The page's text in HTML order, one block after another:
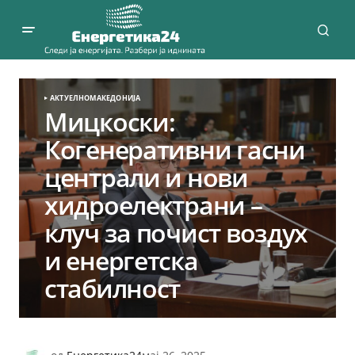
АКТУЕЛНОМАКЕДОНИЈА
Мицкоски:
Когенеративни гасни
централи и нови
хидроелектрани –
клуч за почист воздух
и енергетска
стабилност